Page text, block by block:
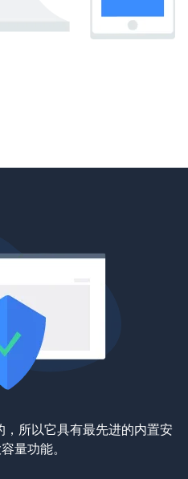
所以它具有最先进的内置安
量功能。